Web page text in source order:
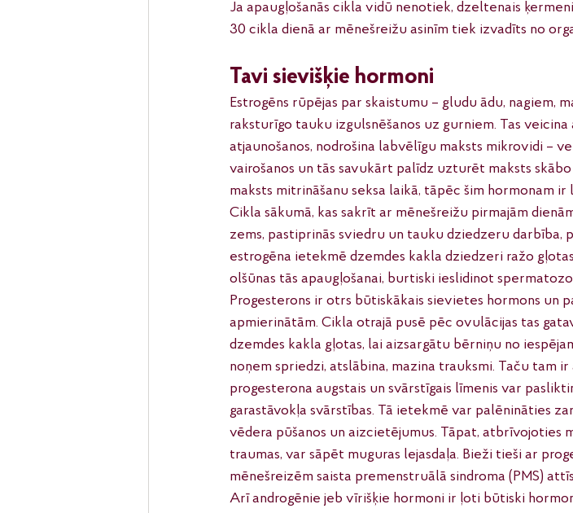
Ja apaugļošanās cikla vidū nenotiek, dzeltenais
30 cikla dienā ar mēnešreižu asinīm tiek izvadīts no
Tavi sievišķie hormoni
Estrogēns rūpējas par skaistumu – gludu ādu, nagiem,
raksturīgo tauku izgulsnēšanos uz gurniem. Tas veicina
atjaunošanos, nodrošina labvēlīgu maksts mikrovidi –
vairošanos un tās savukārt palīdz uzturēt maksts skābo
maksts mitrināšanu seksa laikā, tāpēc šim hormonam
Cikla sākumā, kas sakrīt ar mēnešreižu pirmajām
zems, pastiprinās sviedru un tauku dziedzeru darbība,
estrogēna ietekmē dzemdes kakla dziedzeri ražo
olšūnas tās apaugļošanai, burtiski ieslidinot
Progesterons ir otrs būtiskākais sievietes hormons un
apmierinātām. Cikla otrajā pusē pēc ovulācijas tas
dzemdes kakla gļotas, lai aizsargātu bērniņu no
noņem spriedzi, atslābina, mazina trauksmi. Taču tam
progesterona augstais un svārstīgais līmenis var
garastāvokļa svārstības. Tā ietekmē var palēnināties
vēdera pūšanos un aizcietējumus. Tāpat, atbrīvojoties
traumas, var sāpēt muguras lejasdaļa. Bieži tieši ar
mēnešreizēm saista premenstruālā sindroma (PMS)
Arī androgēnie jeb vīrišķie hormoni ir ļoti būtiski